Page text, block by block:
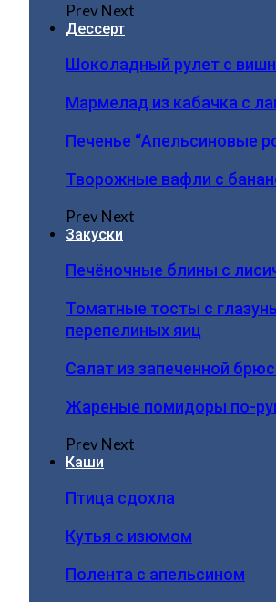
PrevNext
Дессерт
Шоколадный рулет с
Мармелад из кабачка с
Печенье “Апельсиновые
Творожные вафли с
PrevNext
Закуски
Печёночные блины с
Томатные тосты с
перепелиных яиц
Салат из запеченной
Жареные помидоры по-
PrevNext
Каши
Птица сдохла
Кутья с изюмом
Полента с апельсином